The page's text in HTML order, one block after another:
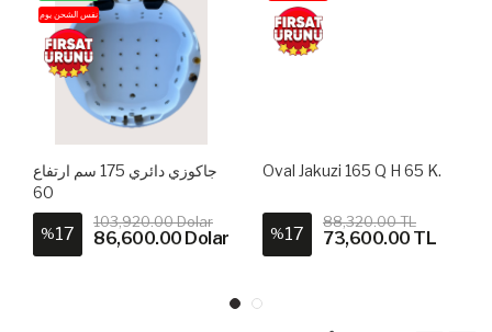
نفس الشحن يوم
جاكوزي دائري 175 سم ارتفاع
60
%17
103,920.00 Dolar
86,600.00 Dolar
Oval Jakuzi 165 Q H 65 K.
%17
88,320.00 TL
73,600.00 TL